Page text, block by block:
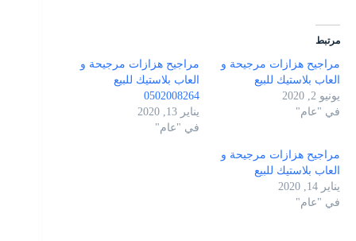
مرتبط
مراجيح هزازات مرجيحة و
العاب بلاستيك للبيع
يونيو 2, 2020
في "عام"
مراجيح هزازات مرجيحة و
العاب بلاستيك للبيع
0502008264
يناير 13, 2020
في "عام"
مراجيح هزازات مرجيحة و
العاب بلاستيك للبيع
يناير 14, 2020
في "عام"